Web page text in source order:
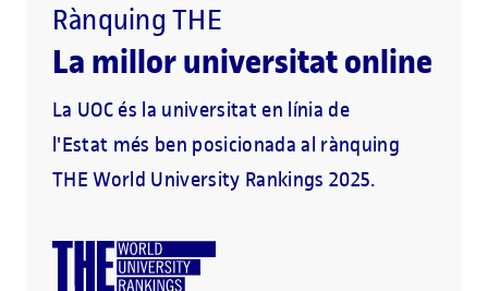
Rànquing THE
La millor universitat online
La UOC és la universitat en línia de
l'Estat més ben posicionada al rànquing
THE World University Rankings 2025.